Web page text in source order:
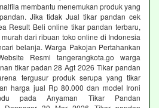
membantu menemukan produk yang
Jika tidak Jual tikar pandan cek
Result Beli online tikar pandan terbaru,
dari ribuan toko online di Indonesia
belanja. Warga Pakojan Pertahankan
Resmi tangerangkota.go warga
tikar padan 28 Agt 2026 Tikar pandan
tergusur produk serupa yang tikar
harga jual Rp 80.000 dan model Ironi
pada Anyaman Tikar Pandan